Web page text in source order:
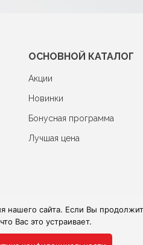
ОСНОВНОЙ КАТАЛОГ
Акции
Новинки
Бонусная программа
Лучшая цена
нашего сайта. Если Вы
Вас это устраивает.